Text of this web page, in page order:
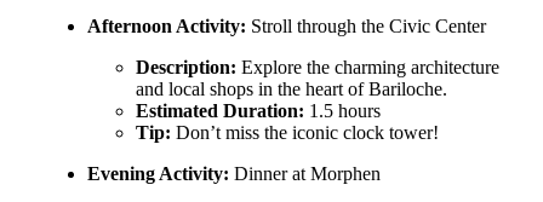
Afternoon Activity: Stroll through the Civic Center
Description: Explore the charming architecture
and local shops in the heart of Bariloche.
Estimated Duration: 1.5 hours
Tip: Don’t miss the iconic clock tower!
Evening Activity: Dinner at Morphen